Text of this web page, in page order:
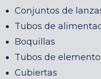
Conjuntos de
Tubos de
Boquillas
Tubos de
Cubiertas